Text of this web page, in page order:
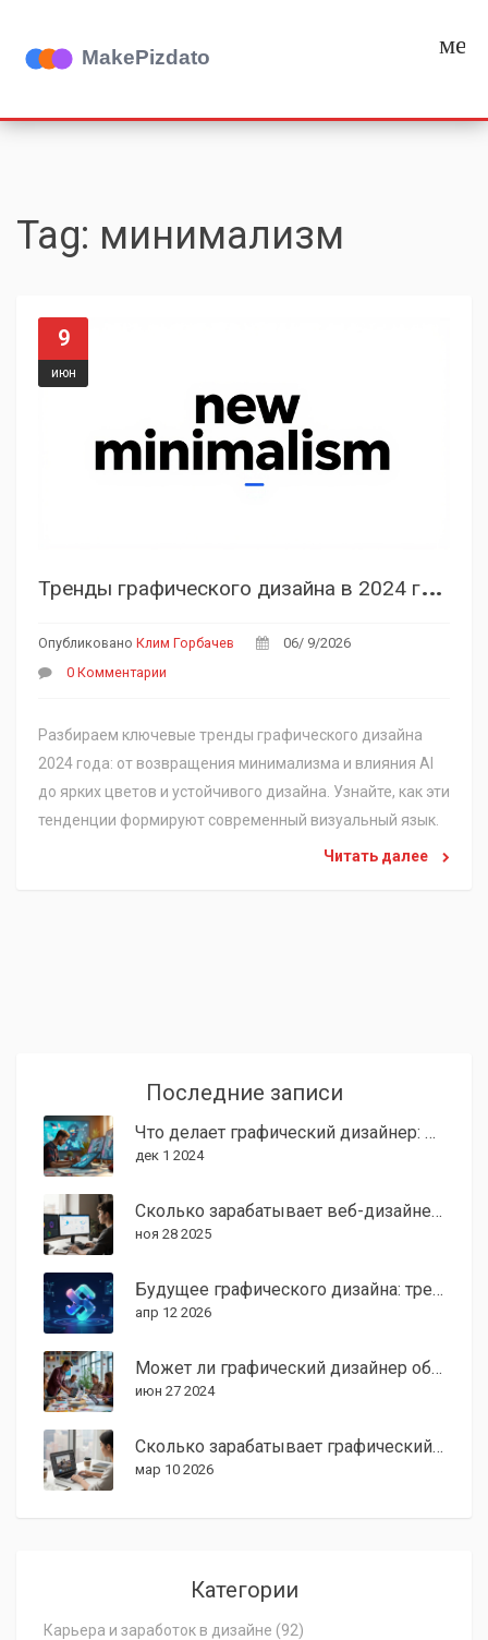
Tag: минимализм
9
июн
Т
ренды графического дизайна в 2024 году: что было актуально и как это влияет на сегодня
Опубликовано Клим Горбачев
06/ 9/2026
0 Комментарии
Разбираем ключевые тренды графического дизайна
2024 года: от возвращения минимализма и влияния AI
до ярких цветов и устойчивого дизайна. Узнайте, как эти
тенденции формируют современный визуальный язык.
Читать далее
Последние записи
Что делает графический дизайнер: Понимание профессии и её навыков
дек 1 2024
Сколько зарабатывает веб-дизайнер в 2024 году: реальные цифры по регионам и опыту
ноя 28 2025
Будущее графического дизайна: тренды, нейросети и новые форматы 2026
апр 12 2026
Может ли графический дизайнер обойтись без умения рисовать?
июн 27 2024
Сколько зарабатывает графический дизайнер в США в месяц: реальные цифры 2026 года
мар 10 2026
Категории
Карьера и заработок в дизайне (92)